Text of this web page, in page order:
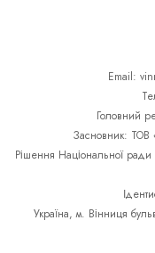
Email:
Головний
Засновник:
Рішення Національної ради
Україна, м. Вінниця